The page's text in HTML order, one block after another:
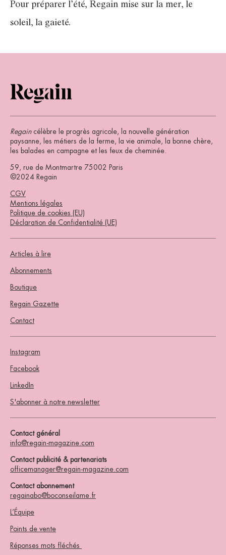
Pour préparer l’été, Regain mise sur la mer, le
soleil, la gaieté.
Regaincélèbre le progrès agricole, la nouvelle génération
paysanne, les métiers de la ferme, la vie animale, la bonne chère,
les balades en campagne et les feux de cheminée.
59, rue de Montmartre 75002 Paris
©2024 Regain
CGV
Mentions légales
Politique de cookies (EU)
Déclaration de Confidentialité (UE)
Articles à lire
Abonnements
Boutique
Regain Gazette
Contact
Instagram
Facebook
LinkedIn
S'abonner à notre newsletter
Contact général
info@regain-magazine.com
Contact publicité & partenariats
officemanager@regain-magazine.com
Contact abonnement
regainabo@boconseilame.fr
L’Équipe
Points de vente
Réponses mots fléchés